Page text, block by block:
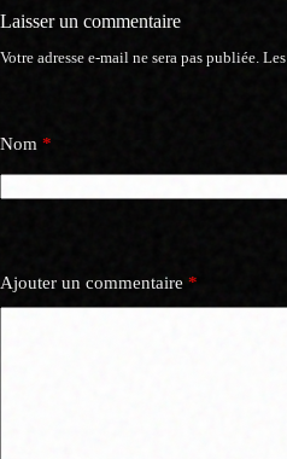
Laisser un commentaire
Votre adresse e-mail ne sera pas publiée.
Nom *
Ajouter un commentaire *